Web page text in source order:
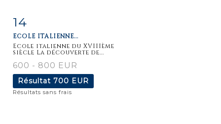
14
ECOLE ITALIENNE...
Ecole italienne du XVIIIème
siècle La découverte de...
600 - 800 EUR
Résultat 700 EUR
Résultats sans frais